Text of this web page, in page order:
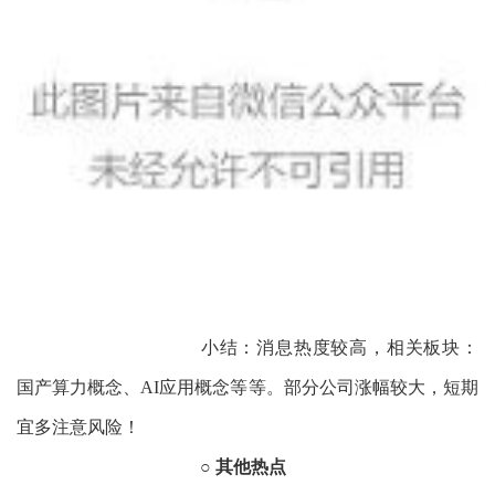
小结：消息热度较高，相关板块：
国产算力概念、AI应用概念等等。部分公司涨幅较大，短期
宜多注意风险！
○ 其他热点